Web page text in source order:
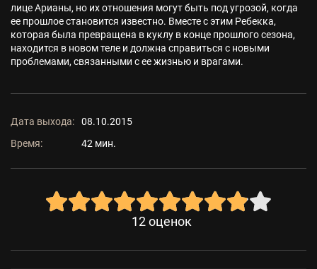
лице Арианы, но их отношения могут быть под угрозой, когда
ее прошлое становится известно. Вместе с этим Ребекка,
которая была превращена в куклу в конце прошлого сезона,
находится в новом теле и должна справиться с новыми
проблемами, связанными с ее жизнью и врагами.
Дата выхода:
08.10.2015
Время:
42 мин.
12 оценок